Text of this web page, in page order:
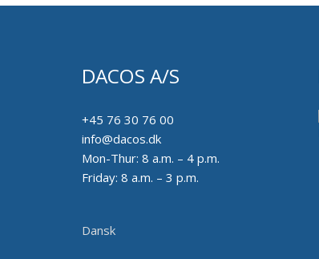
DACOS A/S
+45 76 30 76 00
info@dacos.dk
Mon-Thur: 8 a.m. – 4 p.m.
Friday: 8 a.m. – 3 p.m.
Dansk